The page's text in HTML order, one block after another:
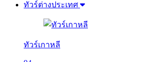
ทัวร์ต่างประเทศ
ทัวร์เกาหลี